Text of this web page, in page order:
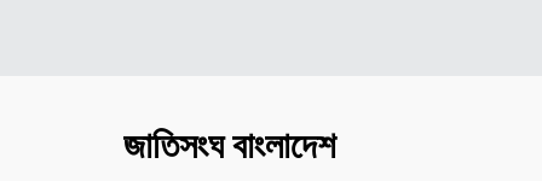
জাতিসংঘ বাংলাদেশ